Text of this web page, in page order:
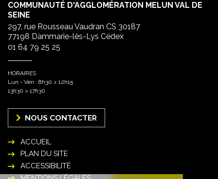
COMMUNAUTÉ D'AGGLOMÉRATION MELUN VAL DE
SEINE
297, rue Rousseau Vaudran CS 30187
77198 Dammarie-lès-Lys Cedex
01 64 79 25 25
HORAIRES
Lun - Ven : 8h30 > 12h15
13h30 > 17h30
NOUS CONTACTER
ACCUEIL
PLAN DU SITE
ACCESSIBILITÉ